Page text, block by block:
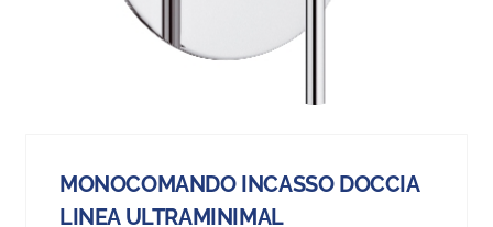
MONOCOMANDO INCASSO DOCCIA
LINEA ULTRAMINIMAL